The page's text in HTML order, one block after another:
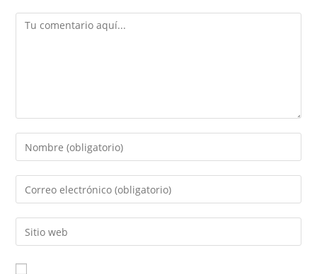
Comentario
Introducí
tu
nombre
de
usuario
para
Introducí
tu
dirección
de
Introducí
la
URL